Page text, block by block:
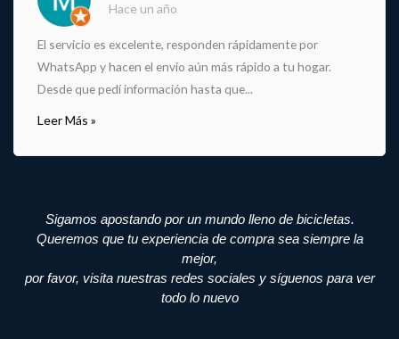
Hace un año
El servicio es excelente, responden rápidamente por
WhatsApp y hacen el envío aún más rápido a tu hogar.
Desde que pedí información hasta que...
Leer Más »
Sigamos apostando por un mundo lleno de bicicletas.
Queremos que tu experiencia de compra sea siempre la
mejor,
por favor, visita nuestras redes sociales y síguenos para ver
todo lo nuevo